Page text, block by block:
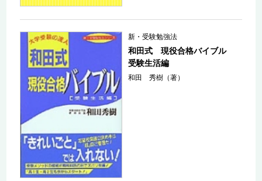
新・受験勉強法
和田式 現役合格バイブル
受験生活編
和田 秀樹（著）